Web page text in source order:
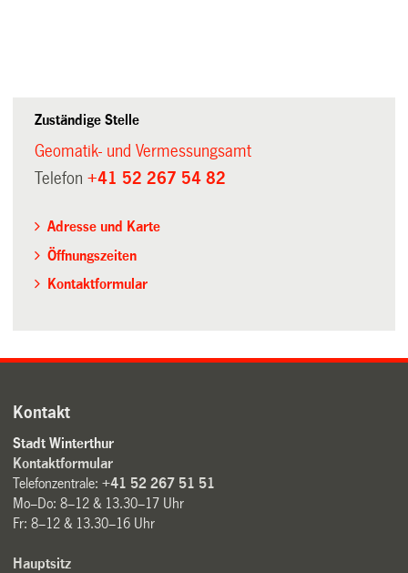
Zuständige Stelle
Geomatik- und Vermessungsamt
Telefon+41 52 267 54 82
Adresse und Karte
Öffnungszeiten
Kontaktformular
Kontakt
Stadt Winterthur
Kontaktformular
Telefonzentrale:+41 52 267 51 51
Mo–Do: 8–12 & 13.30–17 Uhr
Fr: 8–12 & 13.30–16 Uhr
Hauptsitz